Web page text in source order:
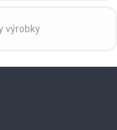
výrobky